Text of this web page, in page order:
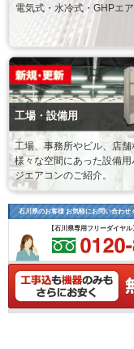
電気式・水冷式・GHPエ
工場・設備用
工場、事務所やビル、店舗
様々な空間にあった設備用
ジエアコンのご紹介。
石川県のお客様 お気軽にお問い合わせ
【石川県専用フリーダイヤル